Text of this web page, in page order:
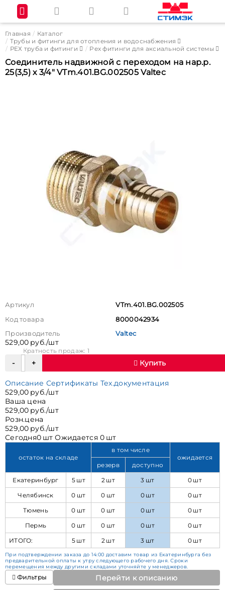
Главная
Каталог
Трубы и фитинги для отопления и водоснабжения
РЕХ труба и фитинги
Pex фитинги для аксиальной системы
Соединитель надвижной с переходом на нар.р.
25(3,5) х 3/4" VTm.401.BG.002505 Valtec
Артикул
VTm.401.BG.002505
Код товара
8000042934
Производитель
Valtec
529,00 руб./шт
Кратность продаж: 1
Купить
Описание Сертификаты Тех.документация
529,00 руб./шт
Ваша цена
529,00 руб./шт
Розн.цена
529,00 руб./шт
Сегодня0 шт Ожидается 0 шт
остаток на складе
в том числе
ожидается
резерв
доступно
Екатеринбург
5 шт 2 шт 3 шт
0 шт
Челябинск
0 шт 0 шт 0 шт
0 шт
Тюмень
0 шт 0 шт 0 шт
0 шт
Пермь
0 шт 0 шт 0 шт
0 шт
ИТОГО:
5 шт 2 шт 3 шт 0 шт
При подтверждении заказа до 14:00 доставим товар из Екатеринбурга без
предварительной оплаты к утру следующего рабочего дня. Сроки
перемещения между другими складами уточняйте у менеджеров.
Фильтры Перейти к описанию